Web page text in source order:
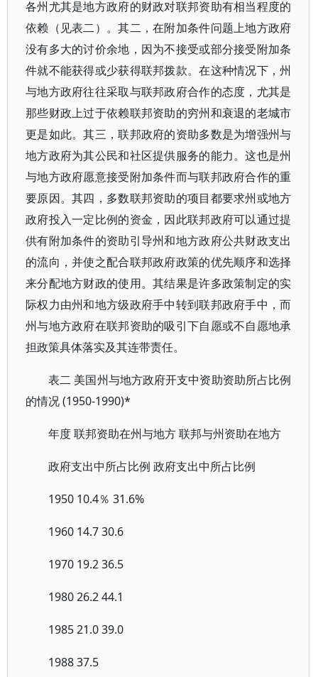
各州尤其是地方政府的财政对联邦资助有相当程度的
依赖（见表二）。其二，在附加条件问题上地方政府
没有多大的讨价余地，因为不接受或部分接受附加条
件就不能获得或少获得联邦拨款。在这种情况下，州
与地方政府往往采取与联邦政府合作的态度，尤其是
那些财政上过于依赖联邦资助的穷州和衰退的老城市
更是如此。其三，联邦政府的资助多数是为增强州与
地方政府为其公民和社区提供服务的能力。这也是州
与地方政府愿意接受附加条件而与联邦政府合作的重
要原因。其四，多数联邦资助的项目都要求州或地方
政府投入一定比例的资金，因此联邦政府可以通过提
供有附加条件的资助引导州和地方政府公共财政支出
的流向，并使之配合联邦政府政策的优先顺序和选择
来分配地方财政的使用。其结果是许多政策制定的实
际权力由州和地方级政府手中转到联邦政府手中，而
州与地方政府在联邦资助的吸引下自愿或不自愿地承
担政策具体落实及其连带责任。
表二 美国州与地方政府开支中资助资助所占比例
的情况 (1950-1990)*
年度 联邦资助在州与地方 联邦与州资助在地方
政府支出中所占比例 政府支出中所占比例
1950 10.4％ 31.6%
1960 14.7 30.6
1970 19.2 36.5
1980 26.2 44.1
1985 21.0 39.0
1988 37.5